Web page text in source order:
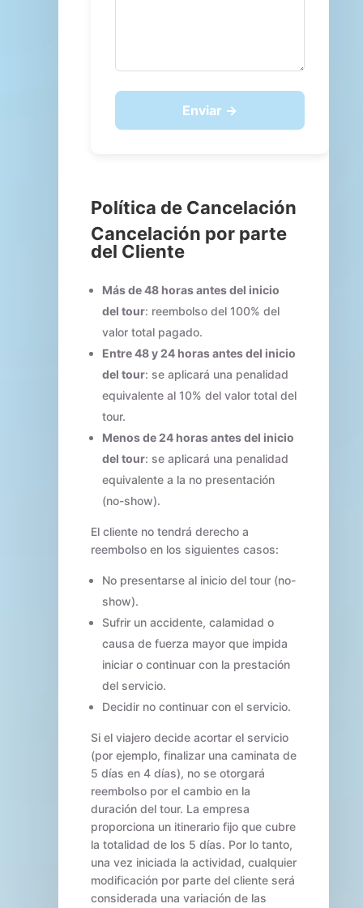
Enviar →
Política de Cancelación
Cancelación por parte
del Cliente
Más de 48 horas antes del inicio
del tour: reembolso del 100% del
valor total pagado.
Entre 48 y 24 horas antes del inicio
del tour: se aplicará una penalidad
equivalente al 10% del valor total del
tour.
Menos de 24 horas antes del inicio
del tour: se aplicará una penalidad
equivalente a la no presentación
(no-show).
El cliente no tendrá derecho a
reembolso en los siguientes casos:
No presentarse al inicio del tour (no-
show).
Sufrir un accidente, calamidad o
causa de fuerza mayor que impida
iniciar o continuar con la prestación
del servicio.
Decidir no continuar con el servicio.
Si el viajero decide acortar el servicio
(por ejemplo, finalizar una caminata de
5 días en 4 días), no se otorgará
reembolso por el cambio en la
duración del tour. La empresa
proporciona un itinerario fijo que cubre
la totalidad de los 5 días. Por lo tanto,
una vez iniciada la actividad, cualquier
modificación por parte del cliente será
considerada una variación de las